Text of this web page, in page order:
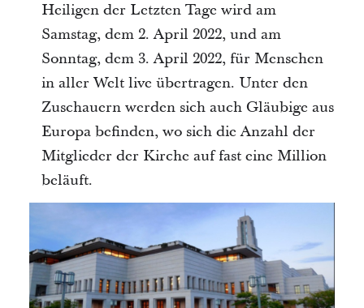
Heiligen der Letzten Tage wird am
Samstag, dem 2. April 2022, und am
Sonntag, dem 3. April 2022, für Menschen
in aller Welt live übertragen. Unter den
Zuschauern werden sich auch Gläubige aus
Europa befinden, wo sich die Anzahl der
Mitglieder der Kirche auf fast eine Million
beläuft.